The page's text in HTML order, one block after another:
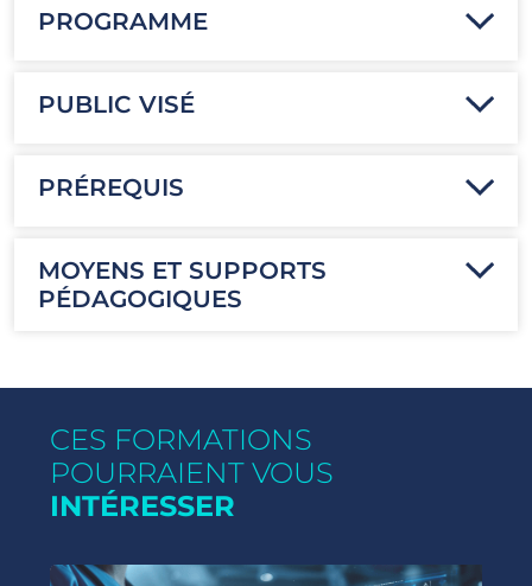
PROGRAMME
PUBLIC VISÉ
PRÉREQUIS
MOYENS ET SUPPORTS
PÉDAGOGIQUES
CES FORMATIONS
POURRAIENT VOUS
INTÉRESSER